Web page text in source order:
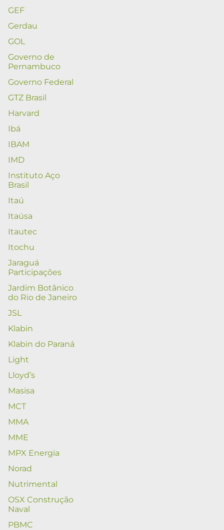
GEF
Gerdau
GOL
Governo de
Pernambuco
Governo Federal
GTZ Brasil
Harvard
Ibá
IBAM
IMD
Instituto Aço
Brasil
Itaú
Itaúsa
Itautec
Itochu
Jaraguá
Participações
Jardim Botânico
do Rio de Janeiro
JSL
Klabin
Klabin do Paraná
Light
Lloyd’s
Masisa
MCT
MMA
MME
MPX Energia
Norad
Nutrimental
OSX Construção
Naval
PBMC